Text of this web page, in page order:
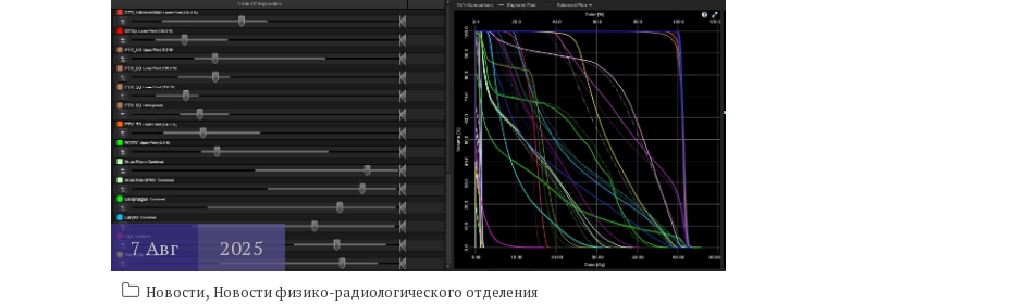
7Авг 2025
Новости, Новости физико-радиологического отделения